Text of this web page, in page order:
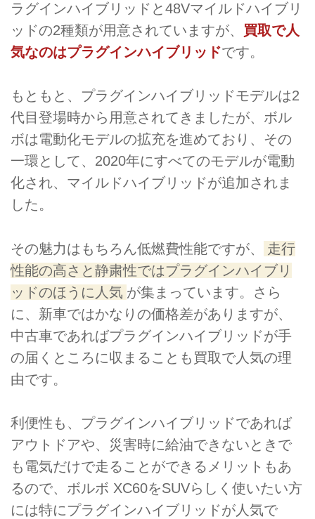
ラグインハイブリッドと48Vマイルドハイブリ
ッドの2種類が用意されていますが、 買取で人
気なのはプラグインハイブリッドです。
もともと、プラグインハイブリッドモデルは2
代目登場時から用意されてきましたが、ボル
ボは電動化モデルの拡充を進めており、その
一環として、2020年にすべてのモデルが電動
化され、マイルドハイブリッドが追加されま
した。
その魅力はもちろん低燃費性能ですが、
走行
性能の高さと静粛性ではプラグインハイブリ
ッドのほうに人気 が集まっています。さら
に、新車ではかなりの価格差がありますが、
中古車であればプラグインハイブリッドが手
の届くところに収まることも買取で人気の理
由です。
利便性も、プラグインハイブリッドであれば
アウトドアや、災害時に給油できないときで
も電気だけで走ることができるメリットもあ
るので、ボルボ XC60をSUVらしく使いたい方
には特にプラグインハイブリッドが人気で